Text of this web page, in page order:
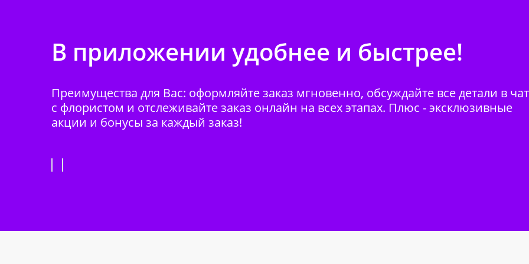
В приложении удобнее и быстрее!
Преимущества для Вас: оформляйте заказ мгновенно, обсуждайте все детали в
с флористом и отслеживайте заказ онлайн на всех этапах. Плюс - эксклюзивные
акции и бонусы за каждый заказ!